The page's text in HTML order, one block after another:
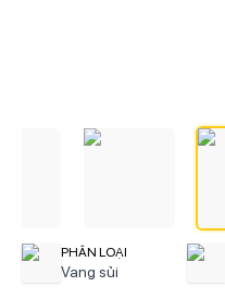
PHÂN LOẠI
Vang sủi